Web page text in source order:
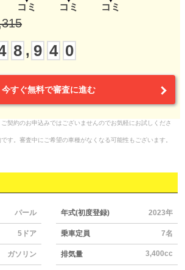
コミ コミ コミ
8 , 9 4 0
今すぐ無料で審査に進む
契約のお申込みではございませんのでお気軽にお試しくださ
す。審査中にご希望の車種がなくなる可能性もございます。
パール 年式(初度登録) 2023年
5ドア 乗車定員 7名
ガソリン 排気量 3,400cc